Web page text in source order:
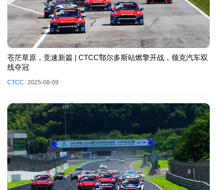
苍茫草原，竞速新篇 | CTCC鄂尔多斯站燃擎开战，领克汽车双
线夺冠
CTCC 2025-08-09